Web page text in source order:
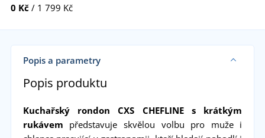
0 Kč / 1 799 Kč
Popis a parametry
Popis produktu
Kuchařský rondon CXS CHEFLINE s krátkým
rukávem představuje skvělou volbu pro muže i